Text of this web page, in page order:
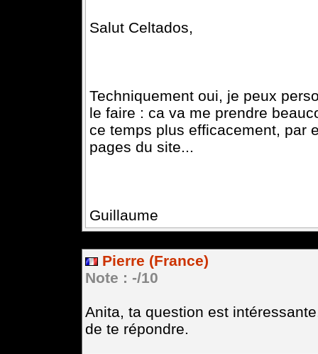
Salut Celtados,
Techniquement oui, je peux
le faire : ca va me prendre
ce temps plus efficacement, par
pages du site...
Guillaume
Pierre (France)
Note : -/10
Anita, ta question est
de te répondre.